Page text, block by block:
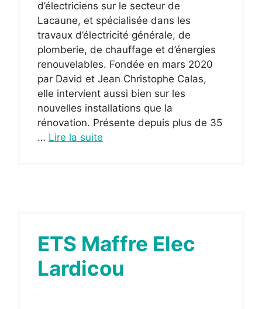
d’électriciens sur le secteur de
Lacaune, et spécialisée dans les
travaux d’électricité générale, de
plomberie, de chauffage et d’énergies
renouvelables. Fondée en mars 2020
par David et Jean Christophe Calas,
elle intervient aussi bien sur les
nouvelles installations que la
rénovation. Présente depuis plus de 35
… Lire la suite
ETS Maffre Elec
Lardicou